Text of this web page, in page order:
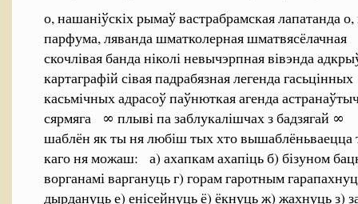
о, нашаніўскіх рымаў вастрабрамская лапатанда о,
парфума, ляванда шматколерная шматвясёлачная
скочлівая банда ніколі невычэрпная вівэнда
картаграфій сівая падрабязная легенда гасьцінных
касьмічных адрасоў паўнюткая агенда
сярмяга ∞ плыві па заблукалішчах з бадзягай ∞
шаблён як ты ня любіш тых хто вышаблёньваецца
каго ня можаш: а) ахапкам ахапіць б) бізуном
ворганамі варгануць г) горам гаротным
дырдануць е) енісейнуць ё) ёкнуць ж) жахнуць з)